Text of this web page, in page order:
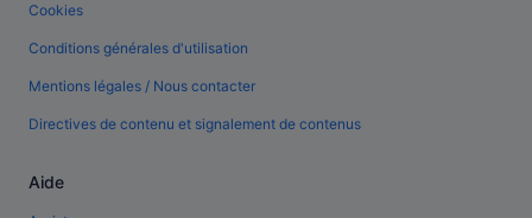
Cookies
Conditions générales d'utilisation
Mentions légales / Nous contacter
Directives de contenu et signalement de contenus
Aide